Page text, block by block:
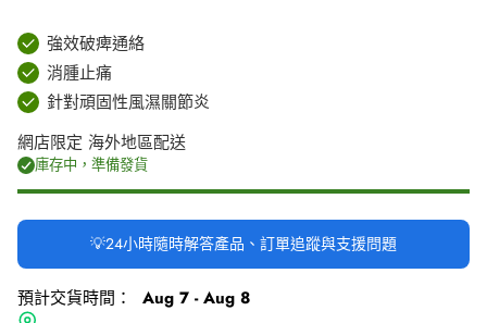
強效破痺通絡
消腫止痛
針對頑固性風濕關節炎
網店限定 海外地區配送
庫存中，準備發貨
💡24小時隨時解答產品、訂單追蹤與支援問題
預計交貨時間：
Aug 7 - Aug 8